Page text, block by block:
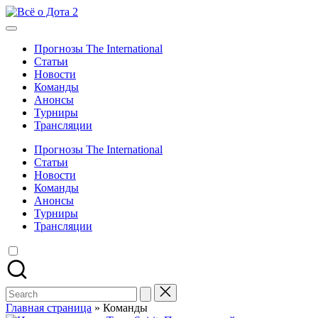
Skip
to
2
Новости,
прогнозыПрогнозы The International
Статьи
Новости
Команды
Анонсы
Турниры
Трансляции
Прогнозы The International
Статьи
Новости
Команды
Анонсы
Турниры
Трансляции
Search
for:
Главная страница » Команды